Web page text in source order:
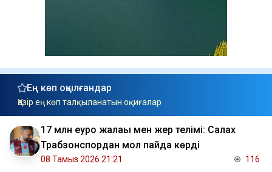
Ең көп оқылғандар
Қазір ең көп талқыланатын оқиғалар
17 млн еуро жалақы мен жер телімі: Салах
Трабзонспордан мол пайда көрді
08 Тамыз 2026 21:21 116